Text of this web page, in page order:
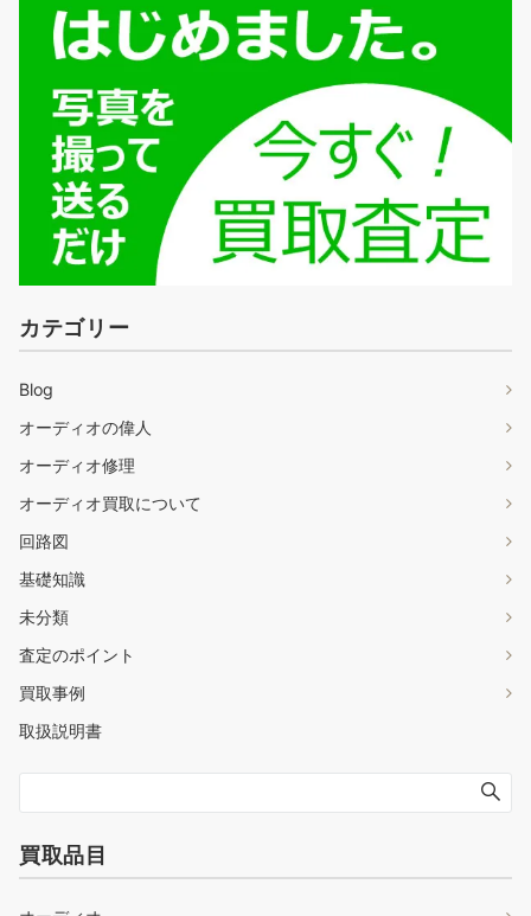
カテゴリー
Blog
オーディオの偉人
オーディオ修理
オーディオ買取について
回路図
基礎知識
未分類
査定のポイント
買取事例
取扱説明書
買取品目